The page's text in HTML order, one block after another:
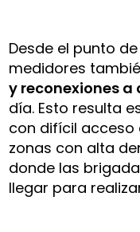
Desde el punto
medidores
y reconexiones
día. Esto resulta
con difícil
zonas con alta
donde las
llegar para